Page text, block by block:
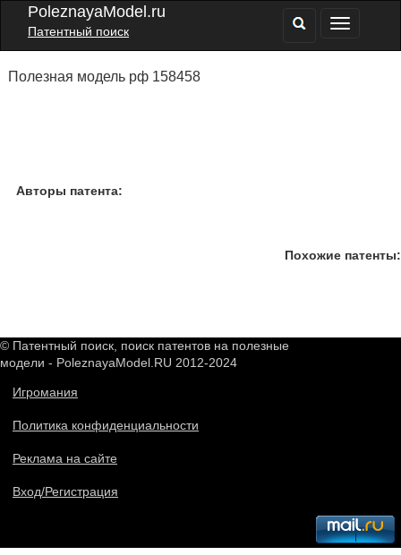
PoleznayaModel.ru
Патентный поиск
Полезная модель рф 158458
Авторы патента:
Похожие патенты:
© Патентный поиск, поиск патентов на полезные
модели - PoleznayaModel.RU 2012-2024
Игромания
Политика конфиденциальности
Реклама на сайте
Вход/Регистрация